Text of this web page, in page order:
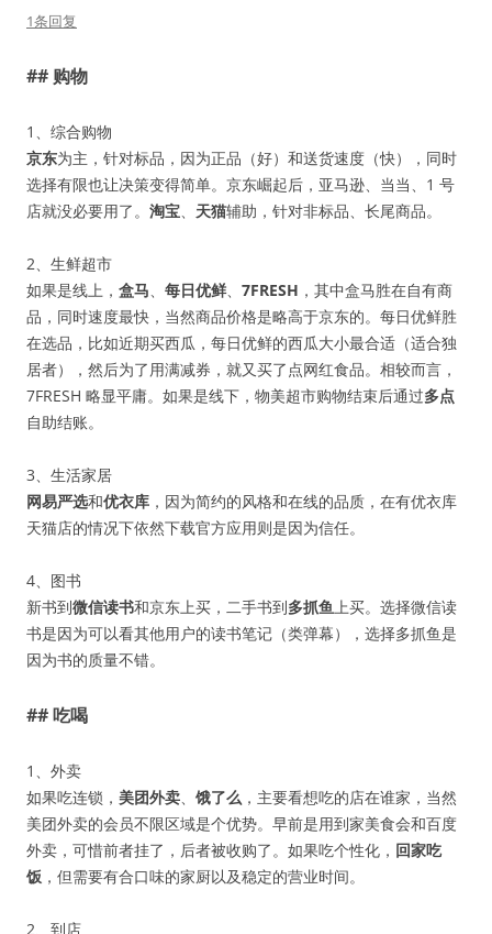
1条回复
## 购物
1、综合购物
京东为主，针对标品，因为正品（好）和送货速度（快），同时
选择有限也让决策变得简单。京东崛起后，亚马逊、当当、1 号
店就没必要用了。 淘宝、 天猫辅助，针对非标品、长尾商品。
2、生鲜超市
如果是线上， 盒马、 每日优鲜、 7FRESH ，其中盒马胜在自有商
品，同时速度最快，当然商品价格是略高于京东的。每日优鲜胜
在选品，比如近期买西瓜，每日优鲜的西瓜大小最合适（适合独
居者），然后为了用满减券，就又买了点网红食品。相较而言，
7FRESH 略显平庸。如果是线下，物美超市购物结束后通过多点
自助结账。
3、生活家居
网易严选和优衣库 ，因为简约的风格和在线的品质，在有优衣库
天猫店的情况下依然下载官方应用则是因为信任。
4、图书
新书到微信读书和京东上买，二手书到多抓鱼上买。选择微信读
书是因为可以看其他用户的读书笔记（类弹幕），选择多抓鱼是
因为书的质量不错。
## 吃喝
1、外卖
如果吃连锁， 美团外卖、 饿了么 ，主要看想吃的店在谁家，当然
美团外卖的会员不限区域是个优势。早前是用到家美食会和百度
外卖，可惜前者挂了，后者被收购了。如果吃个性化， 回家吃
饭 ，但需要有合口味的家厨以及稳定的营业时间。
2、到店